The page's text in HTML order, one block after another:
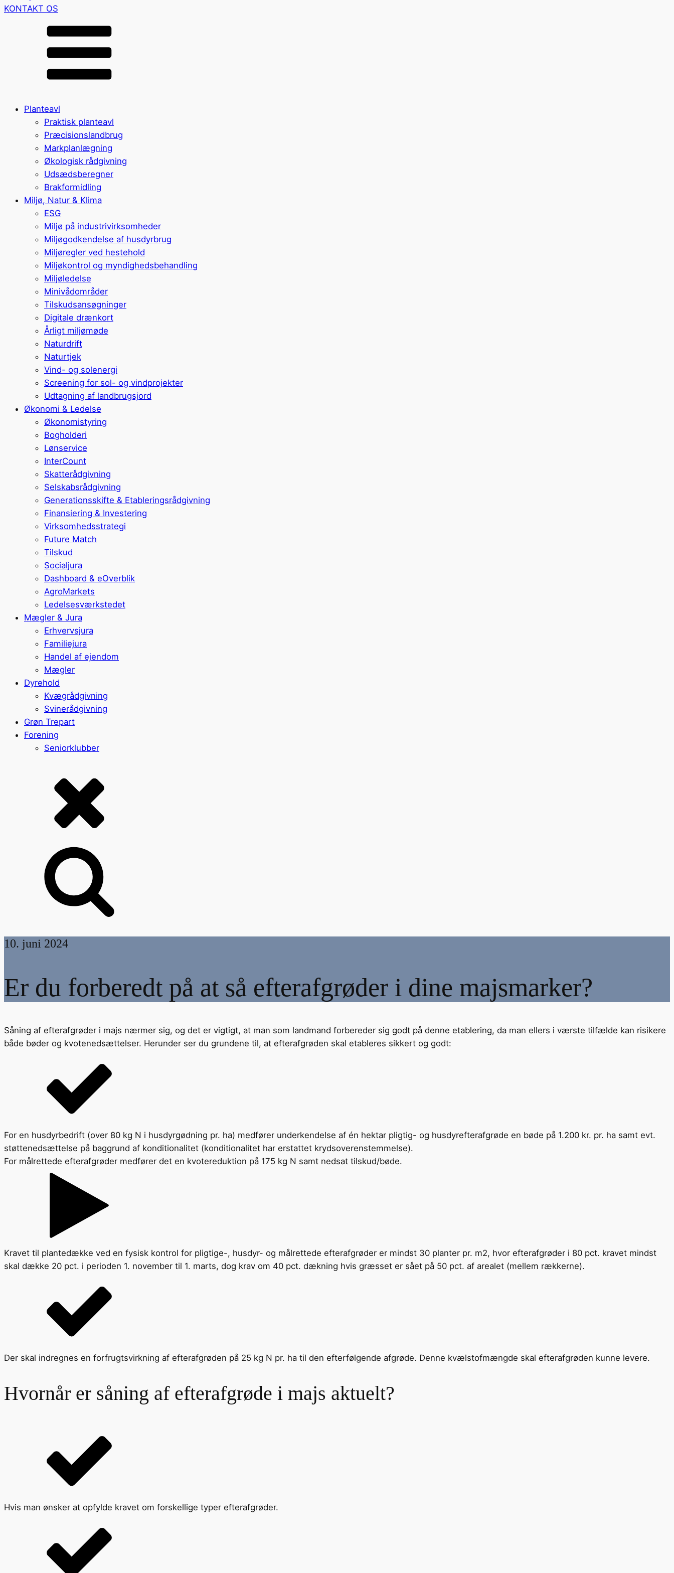
KONTAKT OS
Planteavl
Praktisk planteavl
Præcisionslandbrug
Markplanlægning
Økologisk rådgivning
Udsædsberegner
Brakformidling
Miljø, Natur & Klima
ESG
Miljø på industrivirksomheder
Miljøgodkendelse af husdyrbrug
Miljøregler ved hestehold
Miljøkontrol og myndighedsbehandling
Miljøledelse
Minivådområder
Tilskudsansøgninger
Digitale drænkort
Årligt miljømøde
Naturdrift
Naturtjek
Vind- og solenergi
Screening for sol- og vindprojekter
Udtagning af landbrugsjord
Økonomi & Ledelse
Økonomistyring
Bogholderi
Lønservice
InterCount
Skatterådgivning
Selskabsrådgivning
Generationsskifte & Etableringsrådgivning
Finansiering & Investering
Virksomhedsstrategi
Future Match
Tilskud
Socialjura
Dashboard & eOverblik
AgroMarkets
Ledelsesværkstedet
Mægler & Jura
Erhvervsjura
Familiejura
Handel af ejendom
Mægler
Dyrehold
Kvægrådgivning
Svinerådgivning
Grøn Trepart
Forening
Seniorklubber
10. juni 2024
Er du forberedt på at så efterafgrøder i dine majsmarker?
Såning af efterafgrøder i majs nærmer sig, og det er vigtigt, at man som landmand forbereder sig godt på denne etablering, da man ellers i værste tilfælde kan risikere
både bøder og kvotenedsættelser. Herunder ser du grundene til, at efterafgrøden skal etableres sikkert og godt:
For en husdyrbedrift (over 80 kg N i husdyrgødning pr. ha) medfører underkendelse af én hektar pligtig- og husdyrefterafgrøde en bøde på 1.200 kr. pr. ha samt evt.
støttenedsættelse på baggrund af konditionalitet (konditionalitet har erstattet krydsoverenstemmelse).
For målrettede efterafgrøder medfører det en kvotereduktion på 175 kg N samt nedsat tilskud/bøde.
Kravet til plantedække ved en fysisk kontrol for pligtige-, husdyr- og målrettede efterafgrøder er mindst 30 planter pr. m2, hvor efterafgrøder i 80 pct. kravet mindst
skal dække 20 pct. i perioden 1. november til 1. marts, dog krav om 40 pct. dækning hvis græsset er sået på 50 pct. af arealet (mellem rækkerne).
Der skal indregnes en forfrugtsvirkning af efterafgrøden på 25 kg N pr. ha til den efterfølgende afgrøde. Denne kvælstofmængde skal efterafgrøden kunne levere.
Hvornår er såning af efterafgrøde i majs aktuelt?
Hvis man ønsker at opfylde kravet om forskellige typer efterafgrøder.